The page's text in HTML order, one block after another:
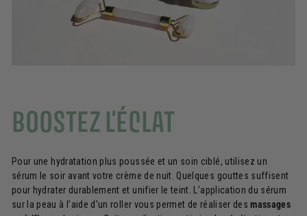
BOOSTEZ L’ÉCLAT
Pour une hydratation plus poussée et un soin ciblé, utilisez un
sérum le soir avant votre crème de nuit. Quelques gouttes suffisent
pour hydrater durablement et unifier le teint. L’application du sérum
sur la peau à l’aide d’un roller vous permet de réaliser desmassages